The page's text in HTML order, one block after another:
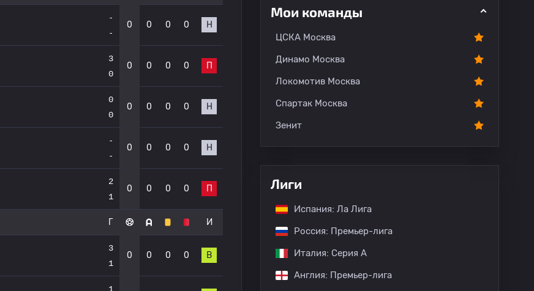
-
-
0 0 0 0 Н
3
0
0 0 0 0 П
0
0
0 0 0 0 Н
-
-
0 0 0 0 Н
2
1
0 0 0 0 П
Г И
3
1
0 0 0 0 В
1
Мои команды
ЦСКА Москва
Динамо Москва
Локомотив Москва
Спартак Москва
Зенит
Лиги
Испания: Ла Лига
Россия: Премьер-лига
Италия: Серия А
Англия: Премьер-лига